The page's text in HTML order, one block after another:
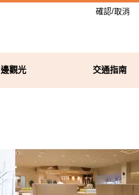
確認/取消
觀光 交通指南